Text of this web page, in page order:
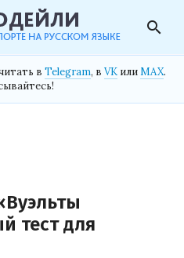
search
в Telegram, в VK илиMAX.
тест для